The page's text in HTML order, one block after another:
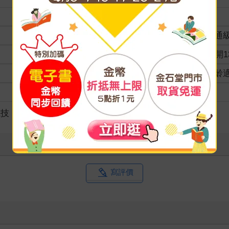
裝訂
分級
普通
商品規格
32開
適讀年齡
全齡
級別
寫評價